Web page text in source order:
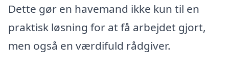
Dette gør en havemand ikke kun til en
praktisk løsning for at få arbejdet gjort,
men også en værdifuld rådgiver.